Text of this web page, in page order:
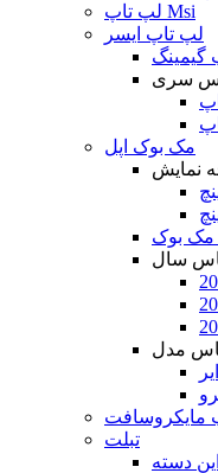
لپ تاپ Msi
لپ تاپ ایسر
سری
مک بوک اپل
نمایش
مک بوک
سال
مدل
مایکروسافت
تبلت
دسته